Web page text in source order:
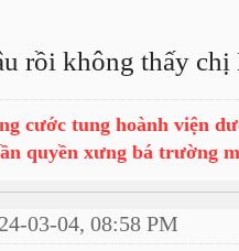
rồi không thấy chị
cước tung hoành viện
quyền xưng bá trường
03-04, 08:58 PM